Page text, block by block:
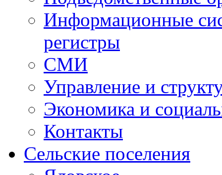
Информационные
регистры
СМИ
Управление и
Экономика и
Контакты
Сельские поселения